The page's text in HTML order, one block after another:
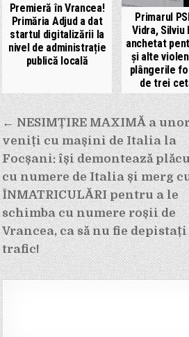
Premieră în Vrancea!
Primăria Adjud a dat
startul digitalizării la
nivel de administrație
publică locală
Primarul
Vidra, Silviu
anchetat
și alte
plângerile
de trei
Navigare
în
articole
← NESIMȚIRE MAXIMĂ a
veniți cu mașini de Italia la
Focșani: își demontează
cu numere de Italia și merg
ÎNMATRICULĂRI pentru a le
schimba cu numere roșii de
Vrancea, ca să nu fie
trafic!